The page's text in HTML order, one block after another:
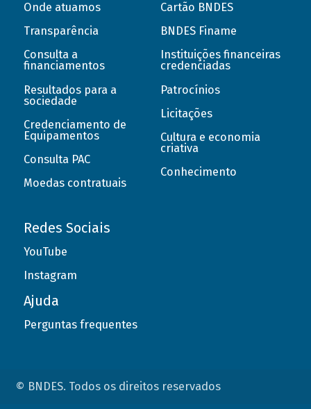
Onde atuamos
Transparência
Consulta a
financiamentos
Resultados para a
sociedade
Credenciamento de
Equipamentos
Consulta PAC
Moedas contratuais
Cartão BNDES
BNDES Finame
Instituições financeiras
credenciadas
Patrocínios
Licitações
Cultura e economia
criativa
Conhecimento
Redes Sociais
YouTube
Instagram
Ajuda
Perguntas frequentes
© BNDES. Todos os direitos reservados